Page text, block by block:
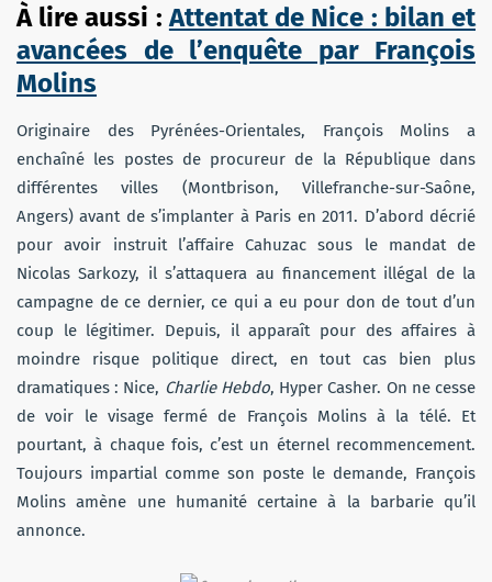
À lire aussi :Attentat de Nice : bilan et
avancées de l’enquête par François
Molins
Originaire des Pyrénées-Orientales, François Molins a
enchaîné les postes de procureur de la République dans
différentes villes (Montbrison, Villefranche-sur-Saône,
Angers) avant de s’implanter à Paris en 2011. D’abord décrié
pour avoir instruit l’affaire Cahuzac sous le mandat de
Nicolas Sarkozy, il s’attaquera au financement illégal de la
campagne de ce dernier, ce qui a eu pour don de tout d’un
coup le légitimer. Depuis, il apparaît pour des affaires à
moindre risque politique direct, en tout cas bien plus
dramatiques : Nice, Charlie Hebdo, Hyper Casher. On ne cesse
de voir le visage fermé de François Molins à la télé. Et
pourtant, à chaque fois, c’est un éternel recommencement.
Toujours impartial comme son poste le demande, François
Molins amène une humanité certaine à la barbarie qu’il
annonce.